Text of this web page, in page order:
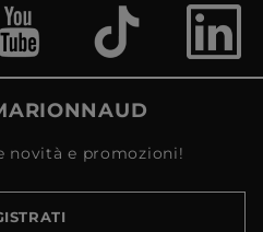
novità e promozioni!